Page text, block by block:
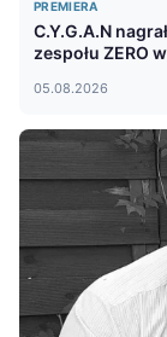
PREMIERA
C.Y.G.A.N
zespołu ZERO
05.08.2026